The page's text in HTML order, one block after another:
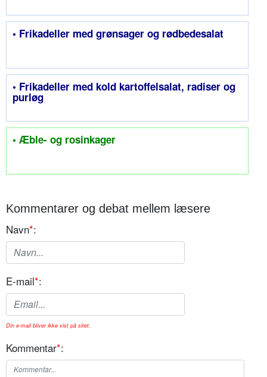
• Frikadeller med grønsager og rødbedesalat
• Frikadeller med kold kartoffelsalat, radiser og
purløg
• Æble- og rosinkager
Kommentarer og debat mellem læsere
Navn*:
E-mail*:
Din e-mail bliver ikke vist på sitet.
Kommentar*: